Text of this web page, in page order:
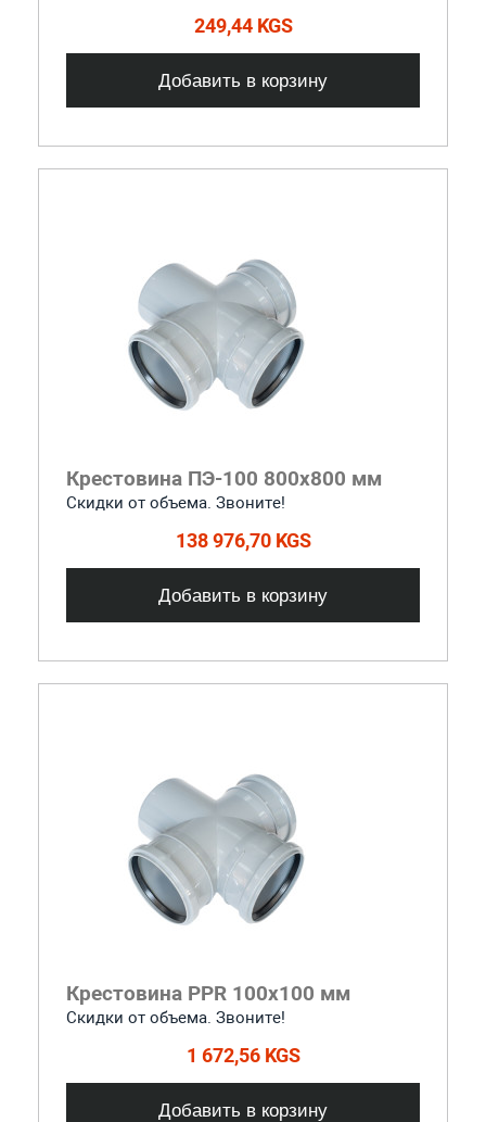
249,44 KGS
Добавить в корзину
Крестовина ПЭ-100 800x800 мм
Скидки от объема. Звоните!
138 976,70 KGS
Добавить в корзину
Крестовина PPR 100x100 мм
Скидки от объема. Звоните!
1 672,56 KGS
Добавить в корзину